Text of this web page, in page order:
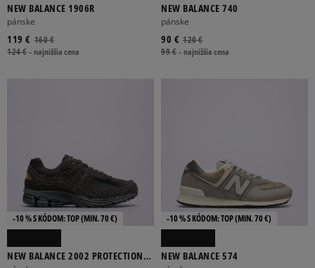
NEW BALANCE 1906R
pánske
160 €
119 €
124 €-najnižšia cena
NEW BALANCE 740
pánske
120 €
90 €
99 €-najnižšia cena
-10 % S KÓDOM: TOP (MIN. 70 €)
NEW BALANCE 2002 PROTECTION
-10 % S KÓDOM: TOP (MIN. 70 €)
NEW BALANCE 574